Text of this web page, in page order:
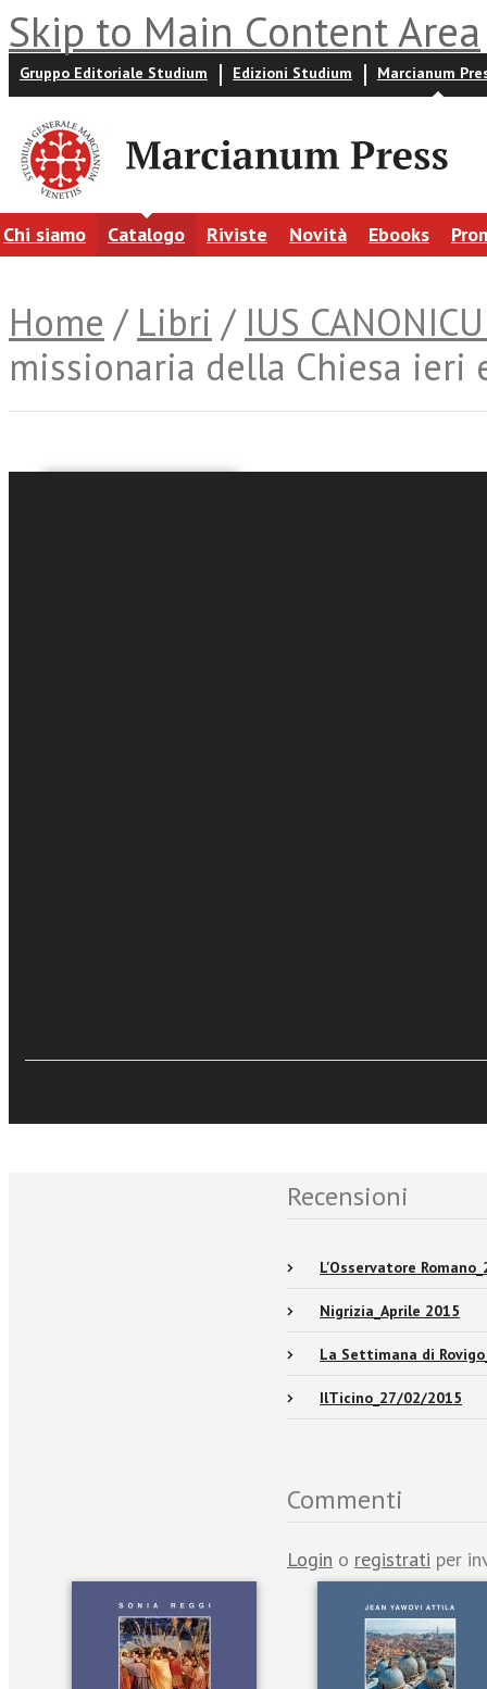
Skip to Main Content Area
Gruppo Editoriale Studium Edizioni Studium Marcianum
Chi siamo Catalogo Riviste Novità Ebooks
Home / Libri / IUS
missionaria della Chiesa ieri
Recensioni
L'Osservatore
Nigrizia_Aprile 2015
La Settimana di
IlTicino_27/02/2015
Commenti
Login o registrati per